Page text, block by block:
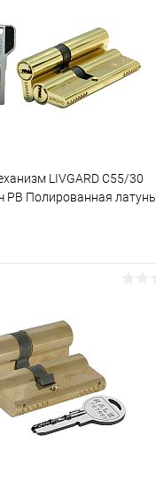
LIVGARD C55/30
PB Полированная латунь
В наличии